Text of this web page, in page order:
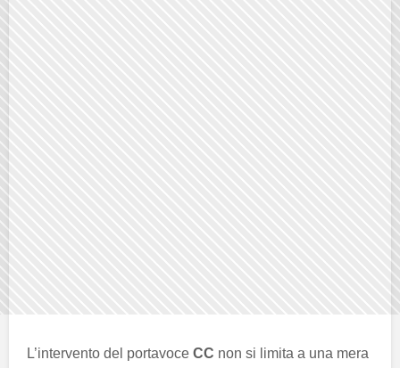
L’intervento del portavoce CC non si limita a una mera